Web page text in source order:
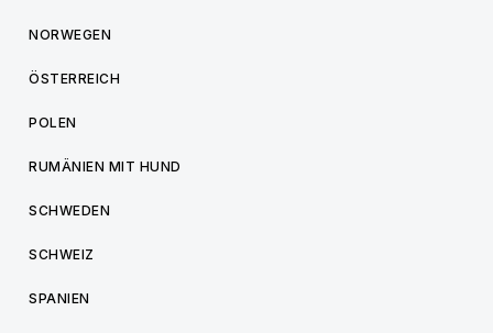
NORWEGEN
ÖSTERREICH
POLEN
RUMÄNIEN MIT HUND
SCHWEDEN
SCHWEIZ
SPANIEN